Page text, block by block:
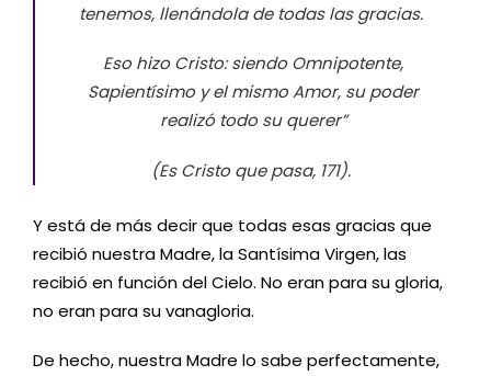
tenemos, llenándola de todas las gracias.
Eso hizo Cristo: siendo Omnipotente,
Sapientísimo y el mismo Amor, su poder
realizó todo su querer”
(Es Cristo que pasa, 171).
Y está de más decir que todas esas gracias que
recibió nuestra Madre, la Santísima Virgen, las
recibió en función del Cielo. No eran para su gloria,
no eran para su vanagloria.
De hecho, nuestra Madre lo sabe perfectamente,